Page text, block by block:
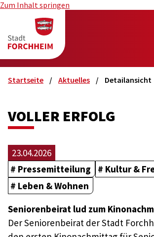
Zum Inhalt springen
Startseite Aktuelles Detailansicht
VOLLER ERFOLG
23.04.2026
Pressemitteilung
Kultur &
Leben & Wohnen
Seniorenbeirat lud zum
Der Seniorenbeirat der Stadt